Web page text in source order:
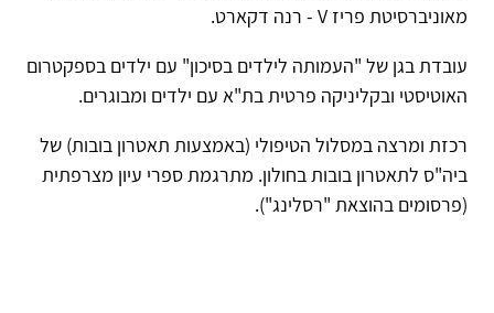
מאוניברסיטת פריז V - רנה דקארט.
עובדת בגן של "העמותה לילדים בסיכון" עם ילדים בספקטרום
האוטיסטי ובקליניקה פרטית בת"א עם ילדים ומבוגרים.
רכזת ומרצה במסלול הטיפולי (באמצעות תאטרון בובות) של
ביה"ס לתאטרון בובות בחולון. מתרגמת ספרי עיון מצרפתית
(פרסומים בהוצאת "רסלינג").